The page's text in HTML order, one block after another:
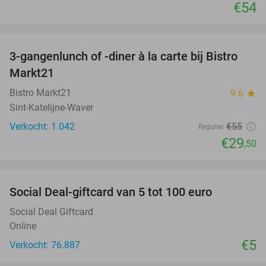
€54
46%
3-gangenlunch of -diner à la carte bij Bistro
Markt21
Bistro Markt21 9.6 star
Sint-Katelijne-Waver
Verkocht: 1.042
Regulier €55
€29,50
Social Deal-giftcard van 5 tot 100 euro
Social Deal Giftcard
Online
Verkocht: 76.887
€5